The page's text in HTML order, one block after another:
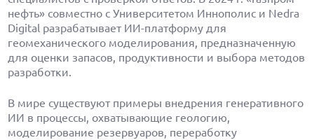
нефть» совместно с Университетом Иннополис и Nedra
Digital разрабатывает ИИ-платформу для
геомеханического моделирования, предназначенную
для оценки запасов, продуктивности и выбора методов
разработки.
В мире существуют примеры внедрения генеративного
ИИ в процессы, охватывающие геологию,
моделирование резервуаров, переработку